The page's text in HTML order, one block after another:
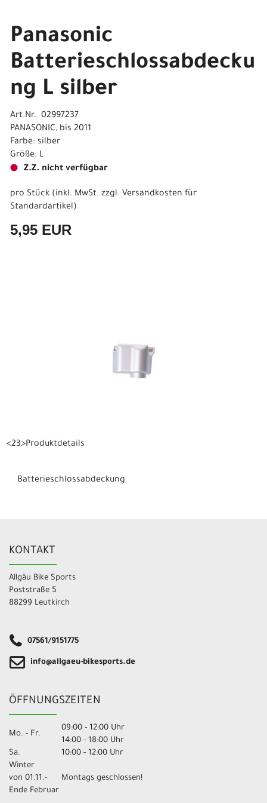
Panasonic
Batterieschlossabdecku
ng L silber
Art.Nr. 02997237
PANASONIC, bis 2011
Farbe: silber
Größe: L
Z.Z. nicht verfügbar
pro Stück (inkl. MwSt. zzgl. Versandkosten für
Standardartikel)
5,95 EUR
<23>Produktdetails
Batterieschlossabdeckung
KONTAKT
Allgäu Bike Sports
Poststraße 5
88299 Leutkirch
07561/9151775
info@allgaeu-bikesports.de
ÖFFNUNGSZEITEN
Mo. - Fr.
09:00 - 12:00 Uhr
14:00 - 18:00 Uhr
Sa.
10:00 - 12:00 Uhr
Winter
von 01.11.-
Ende Februar
Montags geschlossen!